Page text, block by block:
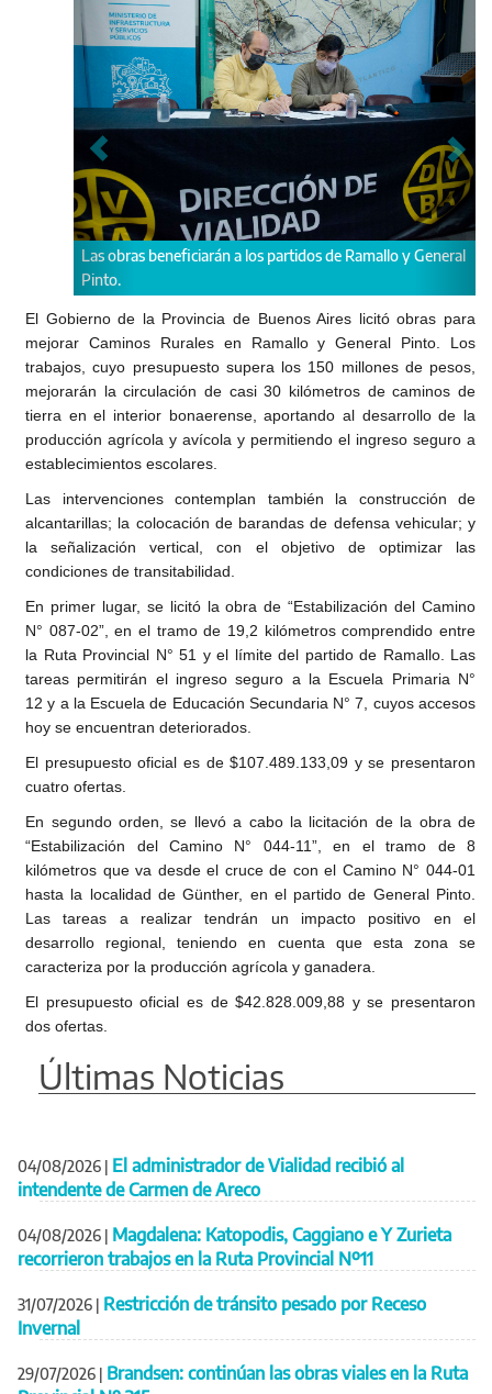
de Ramallo y General
El Gobierno de la Provincia de Buenos Aires licitó obras para
mejorar Caminos Rurales en Ramallo y General Pinto. Los
trabajos, cuyo presupuesto supera los 150 millones de pesos,
mejorarán la circulación de casi 30 kilómetros de caminos de
tierra en el interior bonaerense, aportando al desarrollo de la
producción agrícola y avícola y permitiendo el ingreso seguro a
establecimientos escolares.
Las intervenciones contemplan también la construcción de
alcantarillas; la colocación de barandas de defensa vehicular; y
la señalización vertical, con el objetivo de optimizar las
condiciones de transitabilidad.
En primer lugar, se licitó la obra de “Estabilización del Camino
N° 087-02”, en el tramo de 19,2 kilómetros comprendido entre
la Ruta Provincial N° 51 y el límite del partido de Ramallo. Las
tareas permitirán el ingreso seguro a la Escuela Primaria N°
12 y a la Escuela de Educación Secundaria N° 7, cuyos accesos
hoy se encuentran deteriorados.
El presupuesto oficial es de $107.489.133,09 y se presentaron
cuatro ofertas.
En segundo orden, se llevó a cabo la licitación de la obra de
“Estabilización del Camino N° 044-11”, en el tramo de 8
kilómetros que va desde el cruce de con el Camino N° 044-01
hasta la localidad de Günther, en el partido de General Pinto.
Las tareas a realizar tendrán un impacto positivo en el
desarrollo regional, teniendo en cuenta que esta zona se
caracteriza por la producción agrícola y ganadera.
El presupuesto oficial es de $42.828.009,88 y se presentaron
dos ofertas.
Últimas Noticias
04/08/2026 | El administrador de Vialidad recibió al
intendente de Carmen de Areco
04/08/2026 | Magdalena: Katopodis, Caggiano e Y Zurieta
recorrieron trabajos en la Ruta Provincial Nº11
31/07/2026 | Restricción de tránsito pesado por Receso
Invernal
29/07/2026 | Brandsen: continúan las obras viales en la Ruta